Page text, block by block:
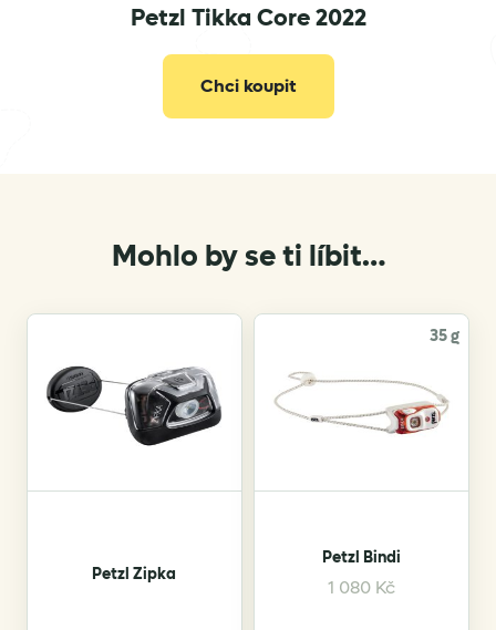
Petzl Tikka Core 2022
Chci koupit
Mohlo by se ti líbit…
Petzl Zipka
35 g
Petzl Bindi
1 080 Kč
This